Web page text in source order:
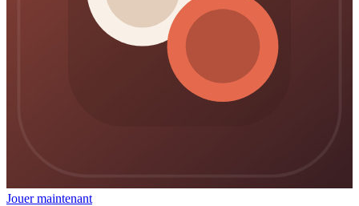
Jouer maintenant